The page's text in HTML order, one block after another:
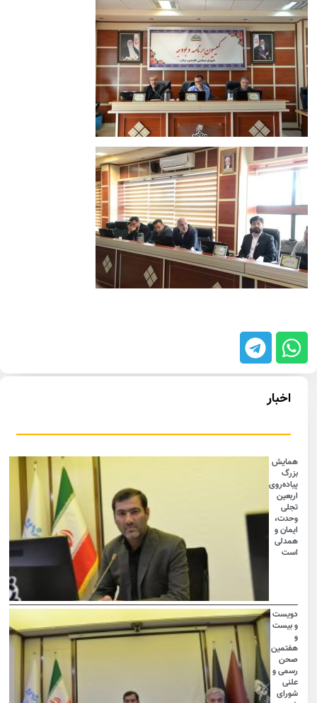
اخبار
همایش
بزرگ
پیاده‌روی
اربعین
تجلی
وحدت،
ایمان و
همدلی
است
دویست
و بیست
هفتمین
صحن
رسمی و
علنی
شورای